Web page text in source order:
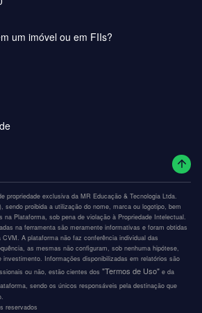
um imóvel ou em FIIs?
propriedade exclusiva da MR Educação & Tecnologia Ltda.
sendo proibida a utilização do nome, marca ou logotipo, bem
na Plataforma, sob pena de violação à Propriedade Intelectual.
na ferramenta são meramente informativas e foram obtidas
A plataforma não faz conferência individual das
as mesmas não configuram, sob nenhuma hipótese,
investimento. Informações disponibilizadas em relatórios são
ou não, estão cientes dos "Termos de Uso" e da
sendo os únicos responsáveis pela destinação que
reservados